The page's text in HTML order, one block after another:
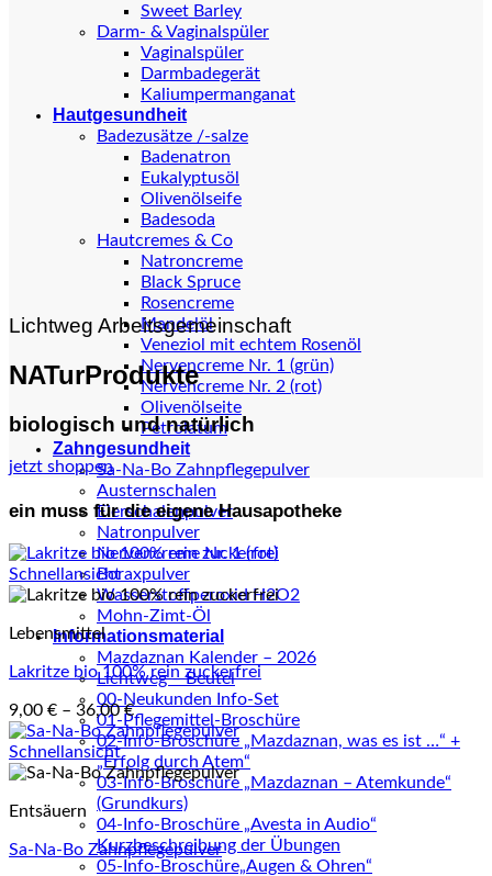
Sweet Barley
Darm- & Vaginalspüler
Vaginalspüler
Darmbadegerät
Kaliumpermanganat
Hautgesundheit
Badezusätze /-salze
Badenatron
Eukalyptusöl
Olivenölseife
Badesoda
Hautcremes & Co
Natroncreme
Black Spruce
Rosencreme
Mandelöl
Veneziol mit echtem Rosenöl
Nervencreme Nr. 1 (grün)
Nervencreme Nr. 2 (rot)
Olivenölseite
Petrolatum
Zahngesundheit
Sa-Na-Bo Zahnpflegepulver
Austernschalen
Eierschalenpulver
Natronpulver
Nervencreme Nr. 1 (rot)
Boraxpulver
Wasserstoffperoxid H2O2
Mohn-Zimt-Öl
Informationsmaterial
Mazdaznan Kalender – 2026
Lichtweg – Beutel
00-Neukunden Info-Set
01-Pflegemittel-Broschüre
02-Info-Broschüre „Mazdaznan, was es ist …“ +
„Erfolg durch Atem“
03-Info-Broschüre „Mazdaznan – Atemkunde“
(Grundkurs)
04-Info-Broschüre „Avesta in Audio“
Kurzbeschreibung der Übungen
05-Info-Broschüre„Augen & Ohren“
Lichtweg Arbeitsgemeinschaft
NATurProdukte
biologisch und natürlich
jetzt shoppen
ein muss für die eigene Hausapotheke
Schnellansicht
Lebensmittel
Lakritze bio 100% rein zuckerfrei
9,00 € – 36,00€
Schnellansicht
Entsäuern
Sa-Na-Bo Zahnpflegepulver